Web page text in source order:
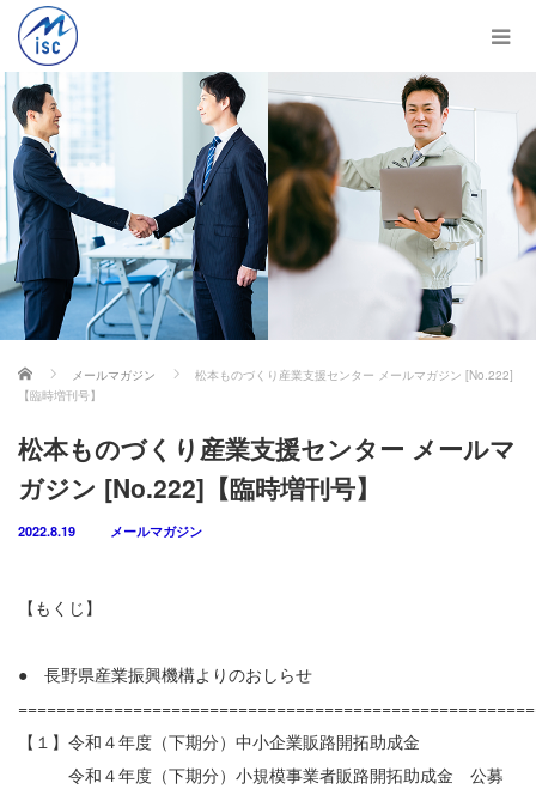
ホーム メールマガジン
松本ものづくり産業支援センター メールマガジン [No.222]
【臨時増刊号】
松本ものづくり産業支援センター メールマ
ガジン [No.222]【臨時増刊号】
2022.8.19 メールマガジン
【もくじ】
● 長野県産業振興機構よりのおしらせ
【１】令和４年度（下期分）中小企業販路開拓助成金
令和４年度（下期分）小規模事業者販路開拓助成金 公募